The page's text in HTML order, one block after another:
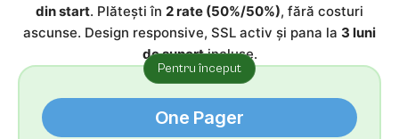
din start. Plătești în 2 rate (50%/50%), fără costuri
ascunse. Design responsive, SSL activ și pana la 3 luni
de suportincluse.
One Pager
Pentru început